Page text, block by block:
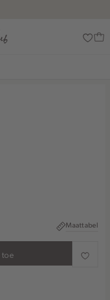
pay & creditcard
Maattabel
toe